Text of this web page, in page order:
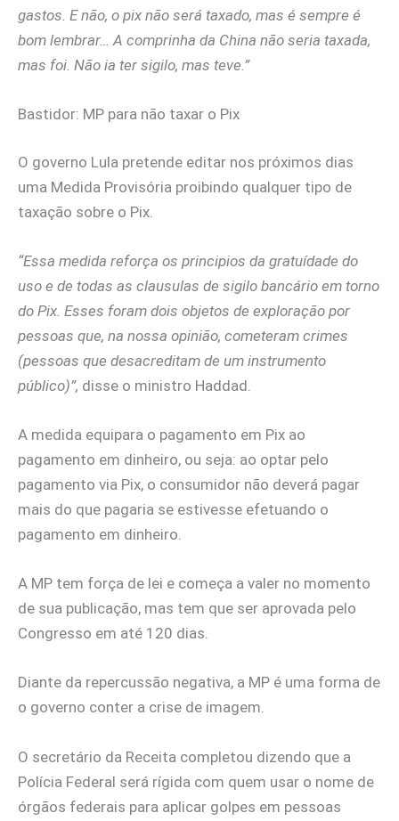
gastos. E não, o pix não será taxado, mas é sempre é
bom lembrar… A comprinha da China não seria taxada,
mas foi. Não ia ter sigilo, mas teve.”
Bastidor: MP para não taxar o Pix
O governo Lula pretende editar nos próximos dias
uma Medida Provisória proibindo qualquer tipo de
taxação sobre o Pix.
“Essa medida reforça os principios da gratuídade do
uso e de todas as clausulas de sigilo bancário em torno
do Pix. Esses foram dois objetos de exploração por
pessoas que, na nossa opinião, cometeram crimes
(pessoas que desacreditam de um instrumento
público)”, disse o ministro Haddad.
A medida equipara o pagamento em Pix ao
pagamento em dinheiro, ou seja: ao optar pelo
pagamento via Pix, o consumidor não deverá pagar
mais do que pagaria se estivesse efetuando o
pagamento em dinheiro.
A MP tem força de lei e começa a valer no momento
de sua publicação, mas tem que ser aprovada pelo
Congresso em até 120 dias.
Diante da repercussão negativa, a MP é uma forma de
o governo conter a crise de imagem.
O secretário da Receita completou dizendo que a
Polícia Federal será rígida com quem usar o nome de
órgãos federais para aplicar golpes em pessoas